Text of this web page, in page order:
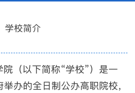
学校简介
（以下简称“学校”）是一
办的全日制公办高职院校，